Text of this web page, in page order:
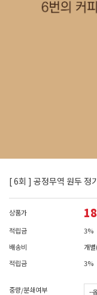
[ 6회 ] 공정무역 원두 정
상품가 18
적립금
3%
배송비
개
적립금
3%
중량/분쇄여부